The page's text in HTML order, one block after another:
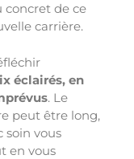
concret de ce
carrière.
éclairés, en
. Le
peut être long,
soin vous
en vous